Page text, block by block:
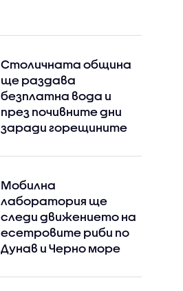
Столичната община
ще раздава
безплатна вода и
през почивните дни
заради горещините
Мобилна
лаборатория ще
следи движението на
есетровите риби по
Дунав и Черно море